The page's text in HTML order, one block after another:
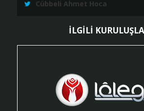
Cübbeli Ahmet Hoca
İLGİLİ